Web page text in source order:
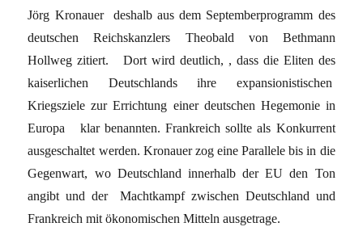
Jörg Kronauer deshalb aus dem Septemberprogramm des
deutschen Reichskanzlers Theobald von Bethmann
Hollweg zitiert. Dort wird deutlich, , dass die Eliten des
kaiserlichen Deutschlands ihre expansionistischen
Kriegsziele zur Errichtung einer deutschen Hegemonie in
Europa klar benannten. Frankreich sollte als Konkurrent
ausgeschaltet werden. Kronauer zog eine Parallele bis in die
Gegenwart, wo Deutschland innerhalb der EU den Ton
angibt und der Machtkampf zwischen Deutschland und
Frankreich mit ökonomischen Mitteln ausgetrage.